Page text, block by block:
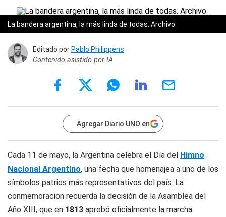
La bandera argentina, la más linda de todas. Archivo.
Editado porPablo Philippens
Contenido asistido por IA
Agregar Diario UNO en
Cada 11 de mayo, la Argentina celebra el Día del Himno
Nacional Argentino, una fecha que homenajea a uno de los
símbolos patrios más representativos del país. La
conmemoración recuerda la decisión de la Asamblea del
Año XIII, que en 1813 aprobó oficialmente la marcha